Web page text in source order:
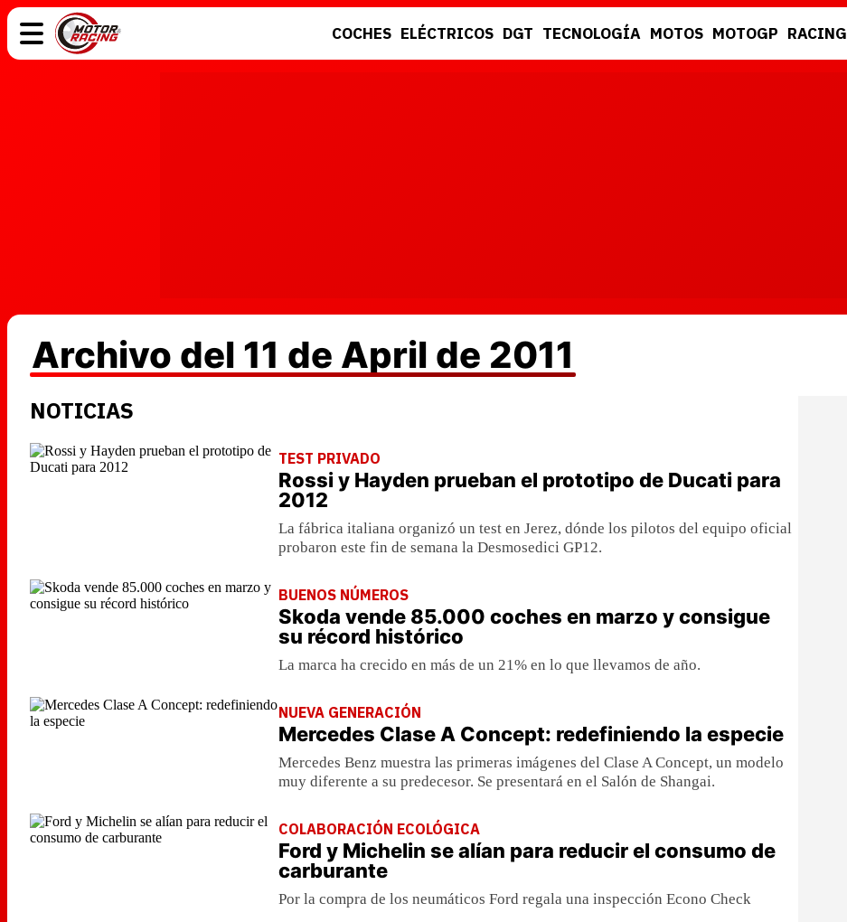
COCHES ELÉCTRICOS DGT TECNOLOGÍA MOTOS MOTOGP RACING
Archivo del 11 de April de 2011
NOTICIAS
TEST PRIVADO
Rossi y Hayden prueban el prototipo de Ducati para
2012
La fábrica italiana organizó un test en Jerez, dónde los pilotos del equipo oficial
probaron este fin de semana la Desmosedici GP12.
BUENOS NÚMEROS
Skoda vende 85.000 coches en marzo y consigue
su récord histórico
La marca ha crecido en más de un 21% en lo que llevamos de año.
NUEVA GENERACIÓN
Mercedes Clase A Concept: redefiniendo la especie
Mercedes Benz muestra las primeras imágenes del Clase A Concept, un modelo
muy diferente a su predecesor. Se presentará en el Salón de Shangai.
COLABORACIÓN ECOLÓGICA
Ford y Michelin se alían para reducir el consumo de
carburante
Por la compra de los neumáticos Ford regala una inspección Econo Check